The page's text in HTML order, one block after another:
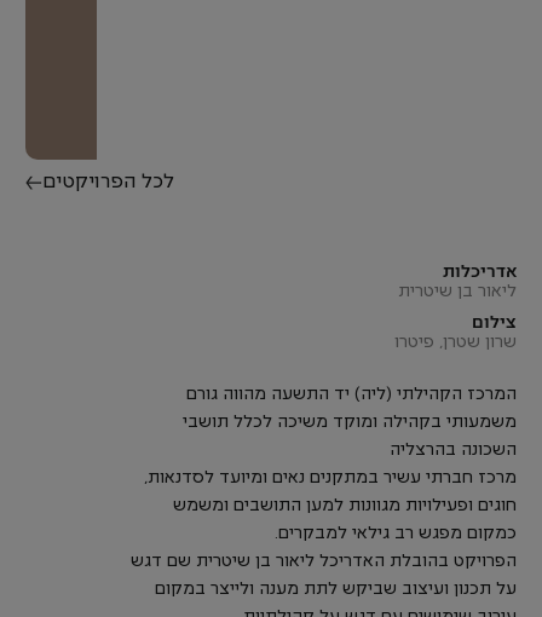
אדריכלות
ליאור בן שיטרית
צילום
שרון שטרן, פיטרו
המרכז הקהילתי (ליה) יד התשעה מהווה גורם
משמעותי בקהילה ומוקד משיכה לכלל תושבי
השכונה בהרצליה
מרכז חברתי עשיר במתקנים נאים ומיועד לסדנאות,
חוגים ופעילויות מגוונות למען התושבים ומשמש
כמקום מפגש רב גילאי למבקרים.
הפרויקט בהובלת האדריכל ליאור בן שיטרית שם דגש
על תכנון ועיצוב שביקש לתת מענה ולייצר במקום
לכל הפרויקטים